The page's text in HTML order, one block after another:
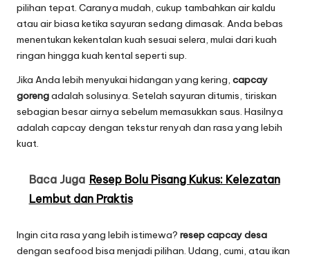
pilihan tepat. Caranya mudah, cukup tambahkan air kaldu
atau air biasa ketika sayuran sedang dimasak. Anda bebas
menentukan kekentalan kuah sesuai selera, mulai dari kuah
ringan hingga kuah kental seperti sup.
Jika Anda lebih menyukai hidangan yang kering, capcay
gorengadalah solusinya. Setelah sayuran ditumis, tiriskan
sebagian besar airnya sebelum memasukkan saus. Hasilnya
adalah capcay dengan tekstur renyah dan rasa yang lebih
kuat.
Baca Juga Resep Bolu Pisang Kukus: Kelezatan
Lembut dan Praktis
Ingin cita rasa yang lebih istimewa? resep capcay desa
dengan seafood bisa menjadi pilihan. Udang, cumi, atau ikan